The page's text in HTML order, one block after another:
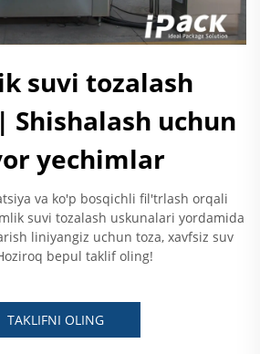
suvi tozalash
Shishalash uchun
yechimlar
va ko'p bosqichli fil'trlash orqali
suvi tozalash uskunalari yordamida
liniyangiz uchun toza, xavfsiz suv
bepul taklif oling!
TAKLIFNI OLING